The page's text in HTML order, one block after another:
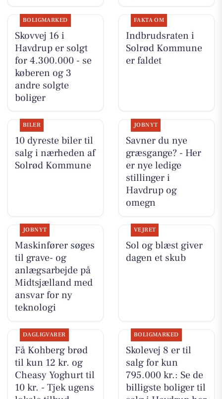
BOLIGMARKED
Skovvej 16 i
Havdrup er solgt
for 4.300.000 - se
køberen og 3
andre solgte
boliger
FAKTA OM
Indbrudsraten i
Solrød Kommune
er faldet
BILER
10 dyreste biler til
salg i nærheden af
Solrød Kommune
JOBNYT
Savner du nye
græsgange? - Her
er nye ledige
stillinger i
Havdrup og
omegn
JOBNYT
Maskinfører søges
til grave- og
anlægsarbejde på
Midtsjælland med
ansvar for ny
teknologi
VEJRET
Sol og blæst giver
dagen et skub
DAGLIGVARER
Få Kohberg brød
til kun 12 kr. og
Cheasy Yoghurt til
10 kr. - Tjek ugens
BOLIGMARKED
Skolevej 8 er til
salg for kun
795.000 kr.: Se de
billigste boliger til